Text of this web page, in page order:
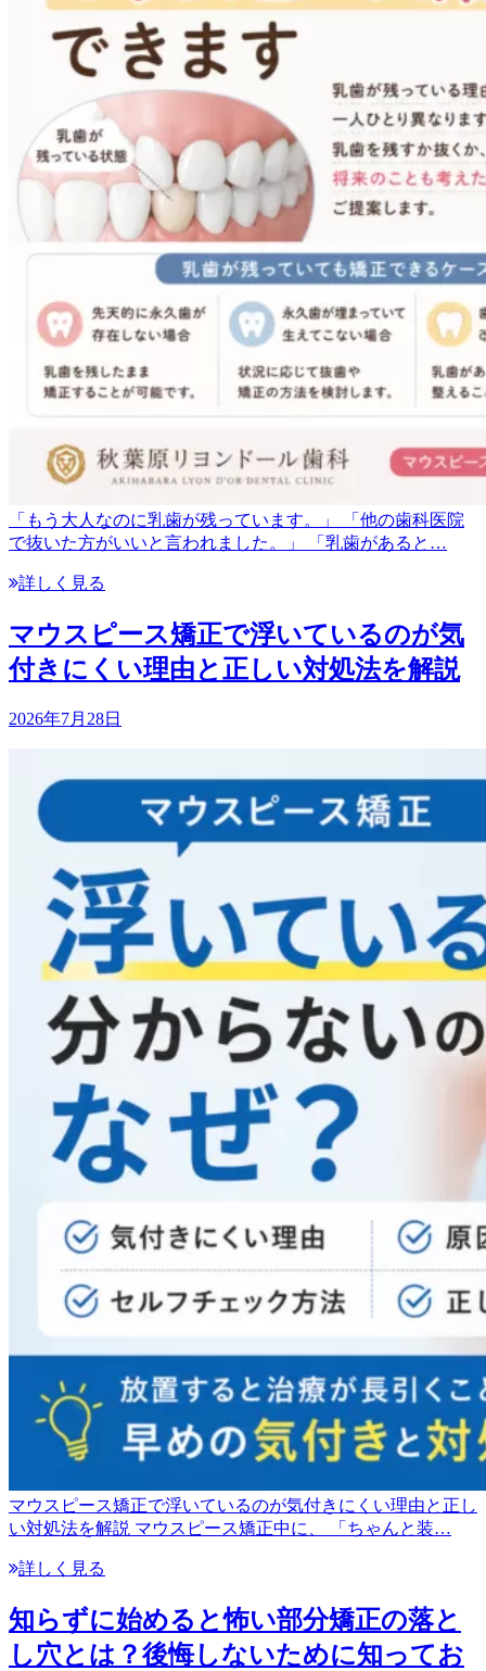
「もう大人なのに乳歯が残っています。」 「他の歯科医院
で抜いた方がいいと言われました。」 「乳歯があると…
詳しく見る
マウスピース矯正で浮いているのが気
付きにくい理由と正しい対処法を解説
2026年7月28日
マウスピース矯正で浮いているのが気付きにくい理由と正し
い対処法を解説 マウスピース矯正中に、 「ちゃんと装…
詳しく見る
知らずに始めると怖い部分矯正の落と
し穴とは？後悔しないために知ってお